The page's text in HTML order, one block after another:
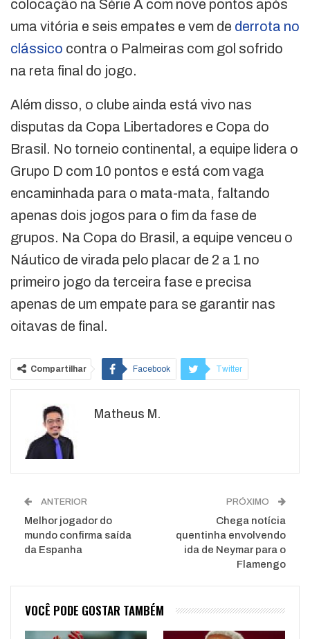
colocação na Série A com nove pontos após
uma vitória e seis empates e vem de derrota no
clássico contra o Palmeiras com gol sofrido
na reta final do jogo.
Além disso, o clube ainda está vivo nas
disputas da Copa Libertadores e Copa do
Brasil. No torneio continental, a equipe lidera o
Grupo D com 10 pontos e está com vaga
encaminhada para o mata-mata, faltando
apenas dois jogos para o fim da fase de
grupos. Na Copa do Brasil, a equipe venceu o
Náutico de virada pelo placar de 2 a 1 no
primeiro jogo da terceira fase e precisa
apenas de um empate para se garantir nas
oitavas de final.
Compartilhar Facebook Twitter
WhatsApp
Matheus M.
ANTERIOR
Melhor jogador do
mundo confirma saída
da Espanha
PRÓXIMO
Chega notícia
quentinha envolvendo
ida de Neymar para o
Flamengo
VOCÊ PODE GOSTAR TAMBÉM